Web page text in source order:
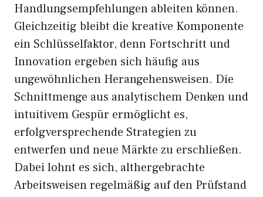
Handlungsempfehlungen ableiten können.
Gleichzeitig bleibt die kreative Komponente
ein Schlüsselfaktor, denn Fortschritt und
Innovation ergeben sich häufig aus
ungewöhnlichen Herangehensweisen. Die
Schnittmenge aus analytischem Denken und
intuitivem Gespür ermöglicht es,
erfolgversprechende Strategien zu
entwerfen und neue Märkte zu erschließen.
Dabei lohnt es sich, althergebrachte
Arbeitsweisen regelmäßig auf den Prüfstand